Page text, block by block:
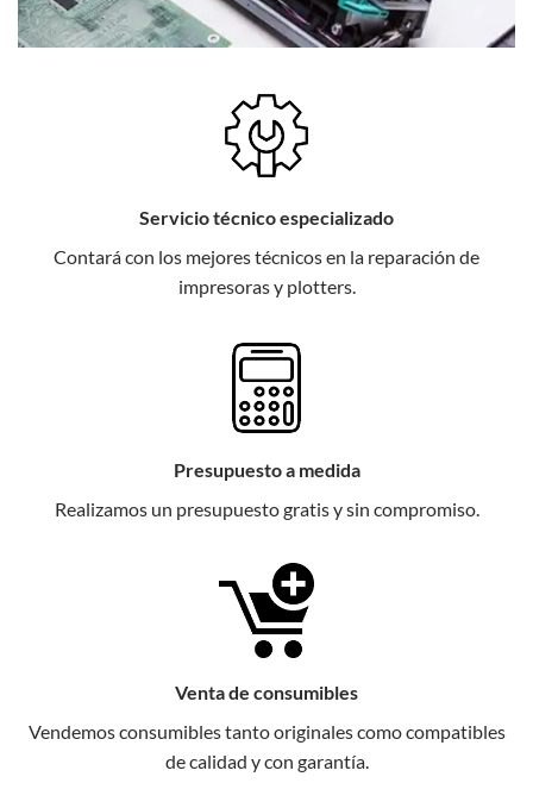
Servicio técnico especializado
Contará con los mejores técnicos en la reparación de
impresoras y plotters.
Presupuesto a medida
Realizamos un presupuesto gratis y sin compromiso.
Venta de consumibles
Vendemos consumibles tanto originales como compatibles
de calidad y con garantía.